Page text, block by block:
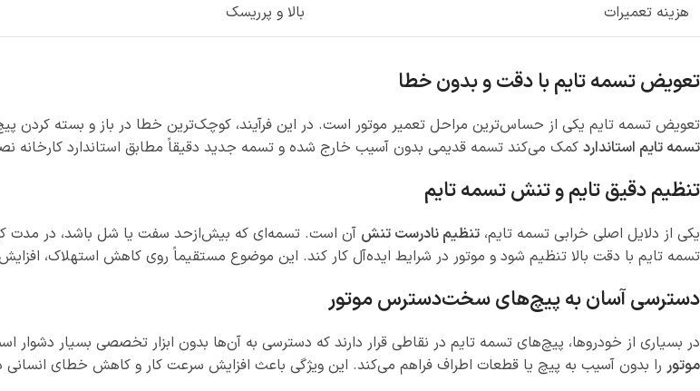
هزینه تعمیرات بالا و پرریسک
تعویض تسمه تایم با دقت و بدون خطا
تعویض تسمه تایم یکی از حساس‌ترین مراحل تعمیر موتور است. در این فرآیند، کوچک‌ترین خطا در باز و بسته کردن
تسمه تایم استاندارد کمک می‌کند تسمه قدیمی بدون آسیب خارج شده و تسمه جدید دقیقاً مطابق استاندارد کارخانه
تنظیم دقیق تایم و تنش تسمه تایم
یکی از دلایل اصلی خرابی تسمه تایم، تنظیم نادرست تنش آن است. تسمه‌ای که بیش‌ازحد سفت یا شل باشد، در مدت
تسمه تایم با دقت بالا تنظیم شود و موتور در شرایط ایده‌آل کار کند. این موضوع مستقیماً روی کاهش استهلاک،
دسترسی آسان به پیچ‌های سخت‌دسترس موتور
در بسیاری از خودروها، پیچ‌های تسمه تایم در نقاطی قرار دارند که دسترسی به آن‌ها بدون ابزار تخصصی بسیار دشوار
موتور را بدون آسیب به پیچ یا قطعات اطراف فراهم می‌کند. این ویژگی باعث افزایش سرعت کار و کاهش خطای انسانی